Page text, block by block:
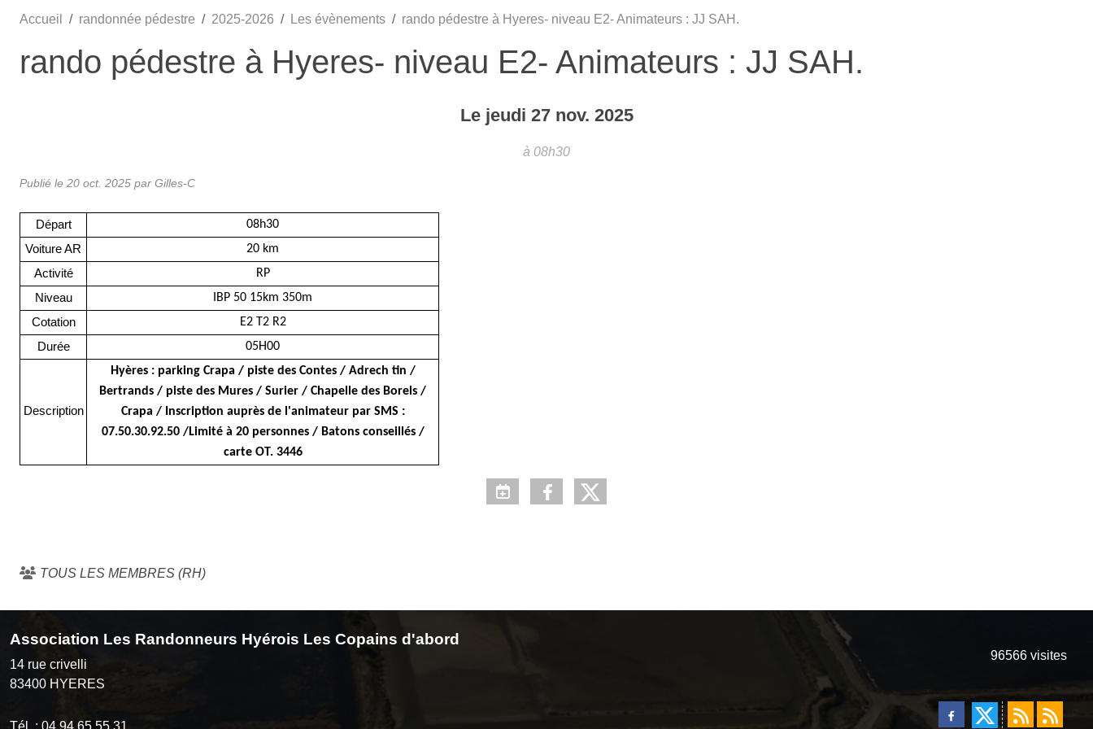
Accueil randonnée pédestre 2025-2026 Les évènements rando pédestre à Hyeres- niveau E2- Animateurs : JJ SAH.
rando pédestre à Hyeres- niveau E2- Animateurs : JJ SAH.
Le jeudi 27 nov. 2025
à 08h30
Publié le 20 oct. 2025 par Gilles-C
Départ 08h30
Voiture AR 20 km
Activité RP
Niveau IBP 50 15km 350m
Cotation E2 T2 R2
Durée 05H00
Description
Hyères : parking Crapa / piste des Contes / Adrech tin /
Bertrands / piste des Mures / Surier / Chapelle des Borels /
Crapa / Inscription auprès de l'animateur par SMS :
07.50.30.92.50 /Limité à 20 personnes / Batons conseillés /
carte OT. 3446
TOUS LES MEMBRES (RH)
Association Les Randonneurs Hyérois Les Copains d'abord
14 rue crivelli
83400 HYERES
Tél. : 04 94 65 55 31
96566 visites